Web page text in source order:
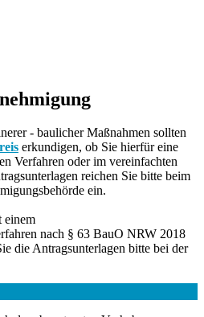
- baulicher Maßnahmen sollten
erkundigen, ob Sie hierfür eine
Verfahren oder im vereinfachten
reichen Sie bitte beim
ein.
einem
nach § 63 BauO NRW 2018
die Antragsunterlagen bitte bei der